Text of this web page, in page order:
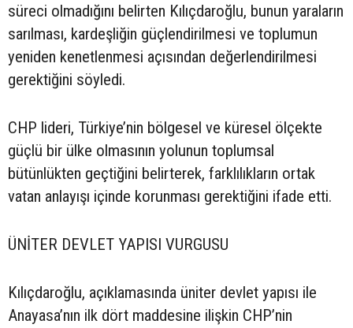
süreci olmadığını belirten Kılıçdaroğlu, bunun yaraların
sarılması, kardeşliğin güçlendirilmesi ve toplumun
yeniden kenetlenmesi açısından değerlendirilmesi
gerektiğini söyledi.
CHP lideri, Türkiye’nin bölgesel ve küresel ölçekte
güçlü bir ülke olmasının yolunun toplumsal
bütünlükten geçtiğini belirterek, farklılıkların ortak
vatan anlayışı içinde korunması gerektiğini ifade etti.
ÜNİTER DEVLET YAPISI VURGUSU
Kılıçdaroğlu, açıklamasında üniter devlet yapısı ile
Anayasa’nın ilk dört maddesine ilişkin CHP’nin